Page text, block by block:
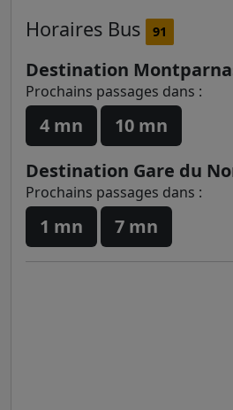
Horaires Bus 91
Destination
Prochains passages dans :
4 mn
10 mn
Destination Gare du
Prochains passages dans :
1 mn 7 mn